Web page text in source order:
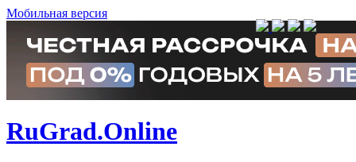
Мобильная версия
RuGrad.Online